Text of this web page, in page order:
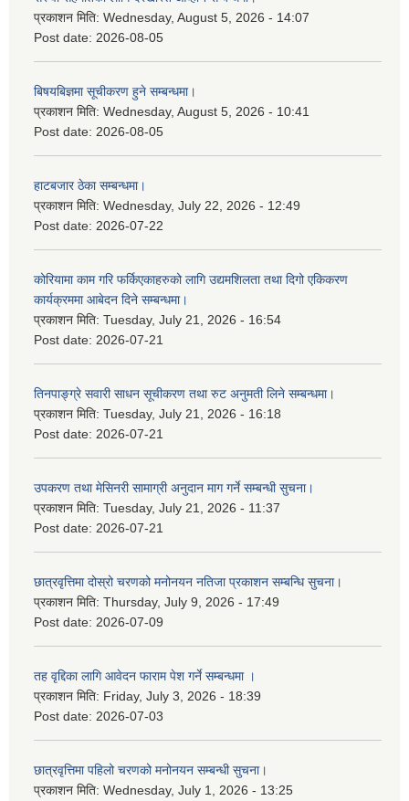
प्रकाशन मिति: Wednesday, August 5, 2026 - 14:07
Post date: 2026-08-05
बिषयबिज्ञमा सूचीकरण हुने सम्बन्धमा।
प्रकाशन मिति: Wednesday, August 5, 2026 - 10:41
Post date: 2026-08-05
हाटबजार ठेका सम्बन्धमा।
प्रकाशन मिति: Wednesday, July 22, 2026 - 12:49
Post date: 2026-07-22
कोरियामा काम गरि फर्किएकाहरुको लागि उद्यमशिलता तथा दिगो एकिकरण
कार्यक्रममा आबेदन दिने सम्बन्धमा।
प्रकाशन मिति: Tuesday, July 21, 2026 - 16:54
Post date: 2026-07-21
तिनपाङ्ग्रे सवारी साधन सूचीकरण तथा रुट अनुमती लिने सम्बन्धमा।
प्रकाशन मिति: Tuesday, July 21, 2026 - 16:18
Post date: 2026-07-21
उपकरण तथा मेसिनरी सामाग्री अनुदान माग गर्ने सम्बन्धी सुचना।
प्रकाशन मिति: Tuesday, July 21, 2026 - 11:37
Post date: 2026-07-21
छात्रवृत्तिमा दोस्रो चरणको मनोनयन नतिजा प्रकाशन सम्बन्धि सुचना।
प्रकाशन मिति: Thursday, July 9, 2026 - 17:49
Post date: 2026-07-09
तह वृद्दिका लागि आवेदन फाराम पेश गर्ने सम्बन्धमा ।
प्रकाशन मिति: Friday, July 3, 2026 - 18:39
Post date: 2026-07-03
छात्रवृत्तिमा पहिलो चरणको मनोनयन सम्बन्धी सुचना।
प्रकाशन मिति: Wednesday, July 1, 2026 - 13:25